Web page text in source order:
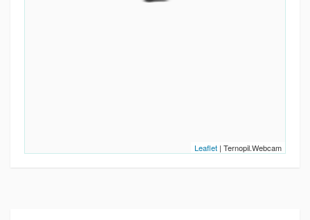
Leaflet | Ternopil.Webcam